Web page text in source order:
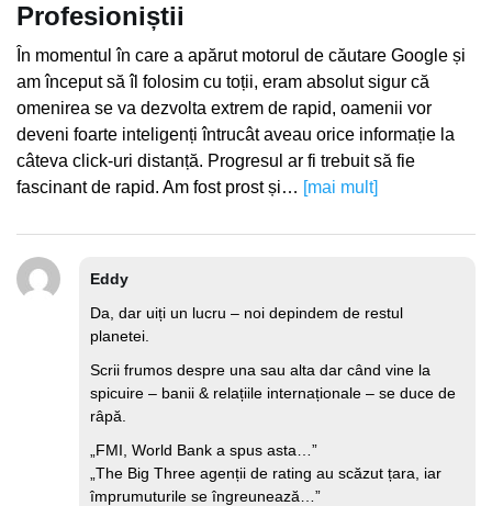
Profesioniștii
În momentul în care a apărut motorul de căutare Google și
am început să îl folosim cu toții, eram absolut sigur că
omenirea se va dezvolta extrem de rapid, oamenii vor
deveni foarte inteligenți întrucât aveau orice informație la
câteva click-uri distanță. Progresul ar fi trebuit să fie
fascinant de rapid. Am fost prost și… [mai mult]
Eddy
Da, dar uiți un lucru – noi depindem de restul
planetei.
Scrii frumos despre una sau alta dar când vine la
spicuire – banii & relațiile internaționale – se duce de
râpă.
„FMI, World Bank a spus asta…”
„The Big Three agenții de rating au scăzut țara, iar
împrumuturile se îngreunează…”